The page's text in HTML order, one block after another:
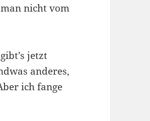
nicht vom
jetzt
anderes,
ich fange